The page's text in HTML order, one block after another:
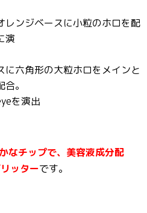
レンジベースに小粒のホロを配
演
に六角形の大粒ホロをメインと
。
を演出
なチップで、美容液成分配
ッターです。